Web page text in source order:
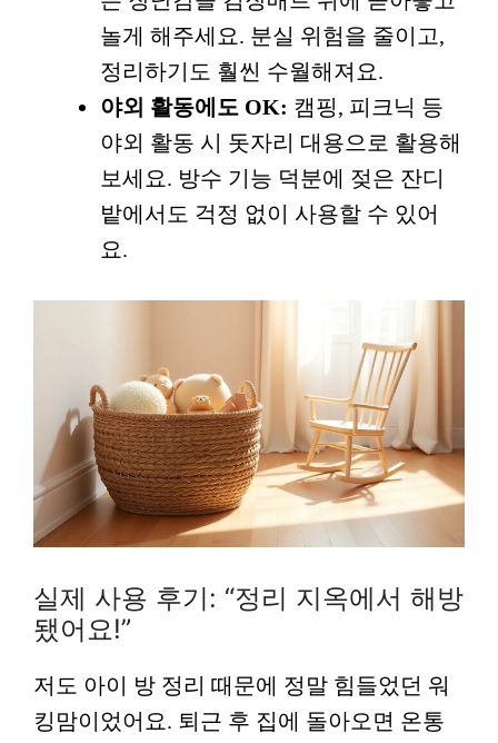
놀게 해주세요. 분실 위험을 줄이고,
정리하기도 훨씬 수월해져요.
야외 활동에도 OK: 캠핑, 피크닉 등
야외 활동 시 돗자리 대용으로 활용해
보세요. 방수 기능 덕분에 젖은 잔디
밭에서도 걱정 없이 사용할 수 있어
요.
실제 사용 후기: “정리 지옥에서 해방
됐어요!”
저도 아이 방 정리 때문에 정말 힘들었던 워
킹맘이었어요. 퇴근 후 집에 돌아오면 온통